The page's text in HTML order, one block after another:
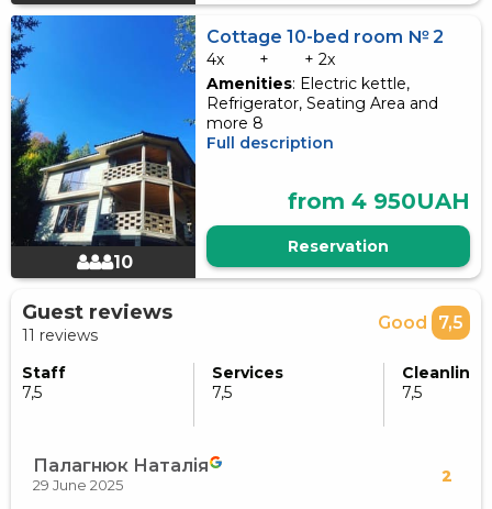
10
Cottage 10-bed room № 2
4x +
+ 2x
Amenities: Electric kettle,
Refrigerator, Seating Area and
more 8
Full description
from 4 950UAH
Reservation
Guest reviews
11 reviews
Good 7,5
Staff
7,5
Services
7,5
7,5
Палагнюк Наталія 2
29 June 2025